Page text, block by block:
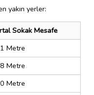
yakın yerler:
Sokak Mesafe
Metre
Metre
Metre